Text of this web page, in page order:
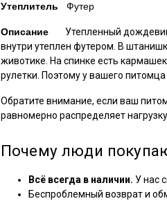
Утеплитель Футер
Описание
Утепленный
внутри утеплен футером. В
животике. На спинке есть
рулетки. Поэтому у вашего
Обратите внимание, если ваш
равномерно распределяет
Почему люди
Всё всегда в наличии. У нас
Беспроблемный возврат и